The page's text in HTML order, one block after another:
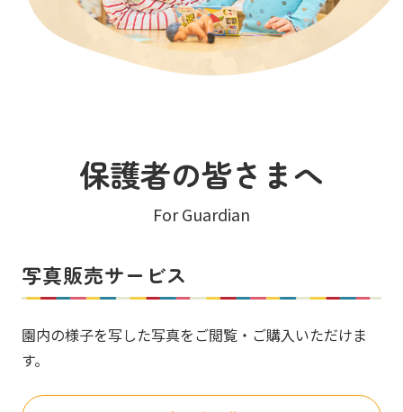
保護者の皆さまへ
For Guardian
写真販売サービス
園内の様子を写した写真をご閲覧・ご購入いただけま
す。